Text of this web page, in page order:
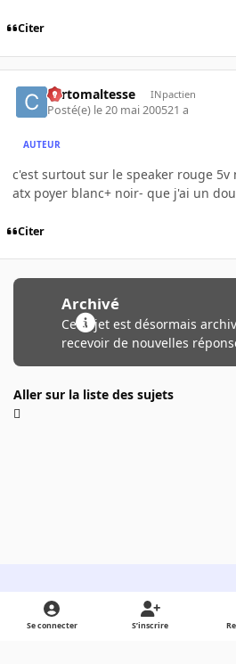
Citer
cortomaltesse INpactien
Posté(e) le 20 mai 200521 a
AUTEUR
c'est surtout sur le speaker rouge 5v
atx poyer blanc+ noir- que j'ai un
Citer
Archivé
Ce sujet est désormais
recevoir de nouvelles
Aller sur la liste des sujets
Light ModeDark ModeSystem Preference
Se connecter S’inscrire